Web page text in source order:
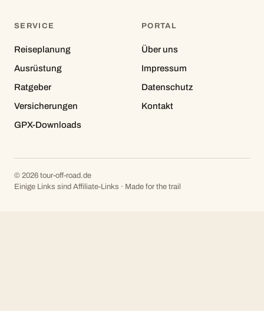
SERVICE
Reiseplanung
Ausrüstung
Ratgeber
Versicherungen
GPX-Downloads
PORTAL
Über uns
Impressum
Datenschutz
Kontakt
© 2026 tour-off-road.de
Einige Links sind Affiliate-Links · Made for the trail